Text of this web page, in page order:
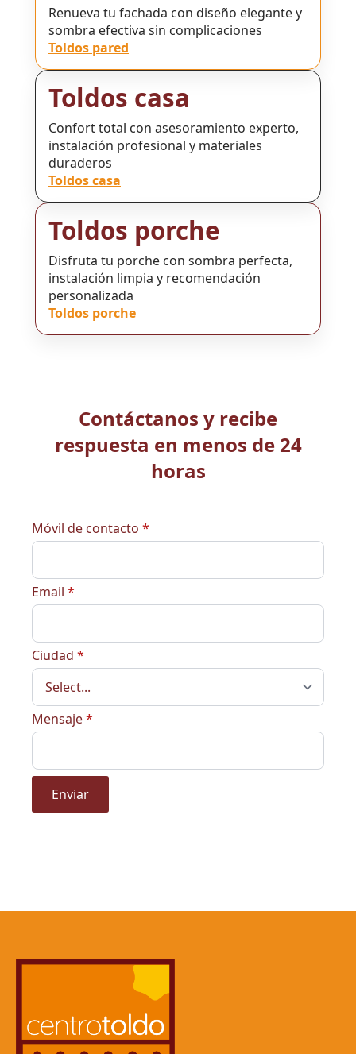
Renueva tu fachada con diseño elegante y
sombra efectiva sin complicaciones
Toldos pared
Toldos casa
Confort total con asesoramiento experto,
instalación profesional y materiales
duraderos
Toldos casa
Toldos porche
Disfruta tu porche con sombra perfecta,
instalación limpia y recomendación
personalizada
Toldos porche
Contáctanos y recibe
respuesta en menos de 24
horas
Móvil de contacto *
Email *
Ciudad *
Mensaje*
Enviar